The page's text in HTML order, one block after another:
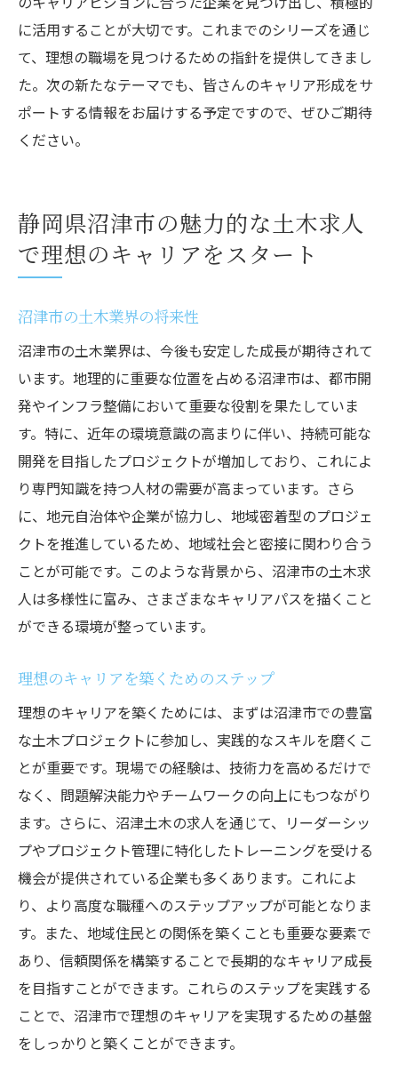
に活用することが大切です。これまでのシリーズを通じ
て、理想の職場を見つけるための指針を提供してきまし
た。次の新たなテーマでも、皆さんのキャリア形成をサ
ポートする情報をお届けする予定ですので、ぜひご期待
ください。
静岡県沼津市の魅力的な土木求人
で理想のキャリアをスタート
沼津市の土木業界の将来性
沼津市の土木業界は、今後も安定した成長が期待されて
います。地理的に重要な位置を占める沼津市は、都市開
発やインフラ整備において重要な役割を果たしていま
す。特に、近年の環境意識の高まりに伴い、持続可能な
開発を目指したプロジェクトが増加しており、これによ
り専門知識を持つ人材の需要が高まっています。さら
に、地元自治体や企業が協力し、地域密着型のプロジェ
クトを推進しているため、地域社会と密接に関わり合う
ことが可能です。このような背景から、沼津市の土木求
人は多様性に富み、さまざまなキャリアパスを描くこと
ができる環境が整っています。
理想のキャリアを築くためのステップ
理想のキャリアを築くためには、まずは沼津市での豊富
な土木プロジェクトに参加し、実践的なスキルを磨くこ
とが重要です。現場での経験は、技術力を高めるだけで
なく、問題解決能力やチームワークの向上にもつながり
ます。さらに、沼津土木の求人を通じて、リーダーシッ
プやプロジェクト管理に特化したトレーニングを受ける
機会が提供されている企業も多くあります。これによ
り、より高度な職種へのステップアップが可能となりま
す。また、地域住民との関係を築くことも重要な要素で
あり、信頼関係を構築することで長期的なキャリア成長
を目指すことができます。これらのステップを実践する
ことで、沼津市で理想のキャリアを実現するための基盤
をしっかりと築くことができます。